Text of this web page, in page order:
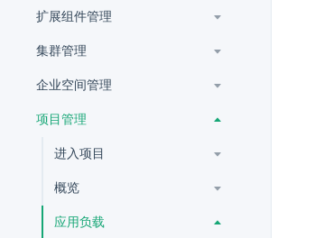
扩展组件管理
集群管理
企业空间管理
项目管理
进入项目
概览
应用负载